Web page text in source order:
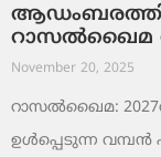
റാസൽഖൈമ
November 20, 2025
റാസൽഖൈമ:
ഉൾപ്പെടുന്ന വമ്പൻ